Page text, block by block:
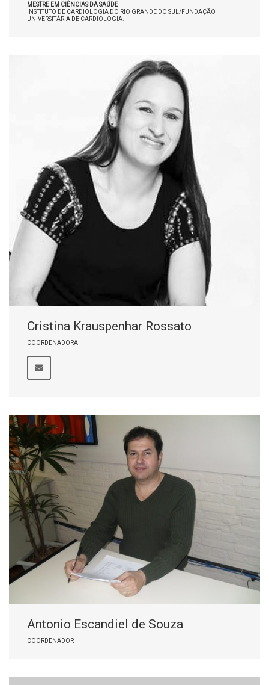
MESTRE EM CIÊNCIAS DA SAÚDE
INSTITUTO DE CARDIOLOGIA DO RIO GRANDE DO SUL/FUNDAÇÃO
UNIVERSITÁRIA DE CARDIOLOGIA.
Cristina Krauspenhar Rossato
COORDENADORA
Antonio Escandiel de Souza
COORDENADOR